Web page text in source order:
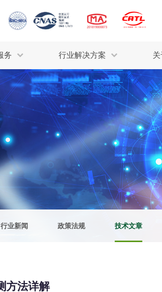
务 行业解决方案
检测服务
污水检测
废气检测
评估调查
耕地质量评价
场地调查
行业解决方案
INDUSTRY
为全球各产业提
整体技术解决方
行业新闻 政策法规 技术文章
方法详解